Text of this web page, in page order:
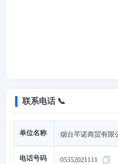
联系电话 📞
单位名称 烟台芊诺商贸有限
电话号码 05352021111